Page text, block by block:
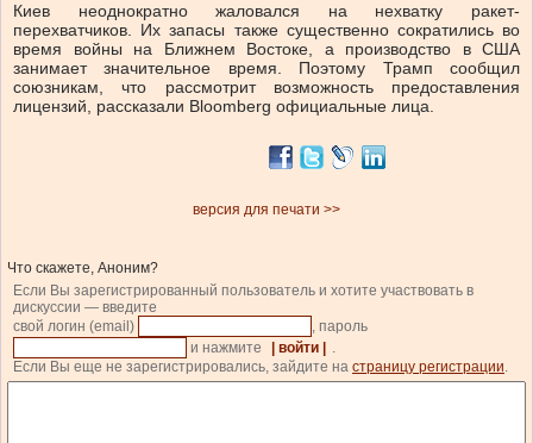
Киев неоднократно жаловался на нехватку ракет-
перехватчиков. Их запасы также существенно сократились во
время войны на Ближнем Востоке, а производство в США
занимает значительное время. Поэтому Трамп сообщил
союзникам, что рассмотрит возможность предоставления
лицензий, рассказали Bloomberg официальные лица.
версия для печати >>
Что скажете, Аноним?
Если Вы зарегистрированный пользователь и хотите участвовать в
дискуссии — введите
свой логин (email)
, пароль
и нажмите
| войти |
.
Если Вы еще не зарегистрировались, зайдите на страницу регистрации.